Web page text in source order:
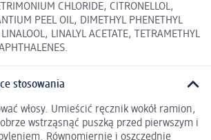
CHLORIDE, CITRONELLOL,
PEEL OIL, DIMETHYL PHENETHYL
LINALYL ACETATE, TETRAMETHYL
stosowania
włosy. Umieścić ręcznik wokół ramion,
wstrząsnąć puszką przed pierwszym i
Równomiernie i oszczędnie